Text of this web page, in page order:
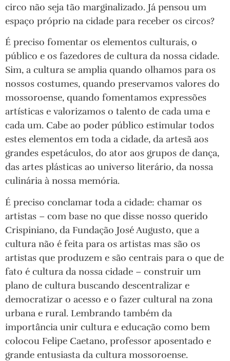
circo não seja tão marginalizado. Já pensou um
espaço próprio na cidade para receber os circos?
É preciso fomentar os elementos culturais, o
público e os fazedores de cultura da nossa cidade.
Sim, a cultura se amplia quando olhamos para os
nossos costumes, quando preservamos valores do
mossoroense, quando fomentamos expressões
artísticas e valorizamos o talento de cada uma e
cada um. Cabe ao poder público estimular todos
estes elementos em toda a cidade, da artesã aos
grandes espetáculos, do ator aos grupos de dança,
das artes plásticas ao universo literário, da nossa
culinária à nossa memória.
É preciso conclamar toda a cidade: chamar os
artistas – com base no que disse nosso querido
Crispiniano, da Fundação José Augusto, que a
cultura não é feita para os artistas mas são os
artistas que produzem e são centrais para o que de
fato é cultura da nossa cidade – construir um
plano de cultura buscando descentralizar e
democratizar o acesso e o fazer cultural na zona
urbana e rural. Lembrando também da
importância unir cultura e educação como bem
colocou Felipe Caetano, professor aposentado e
grande entusiasta da cultura mossoroense.